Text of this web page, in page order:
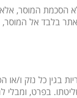
הסכמת המוסר,
בלבד אל המוסר,
כל נזק ו/או
בפרט, ומבלי